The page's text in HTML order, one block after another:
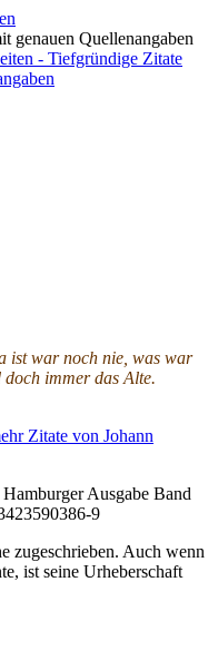
genauen Quellenangaben
ist war noch nie, was war
immer das Alte.
Zitate von Johann
Ausgabe Band
9
zugeschrieben. Auch wenn
ist seine Urheberschaft